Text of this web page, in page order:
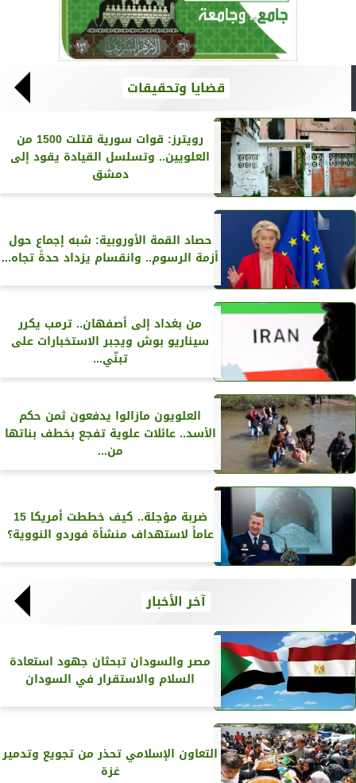
قضايا وتحقيقات
رويترز‏: قوات سورية قتلت 1500 من
العلويين.. وتسلسل القيادة يقود إلى
دمشق
حصاد القمة الأوروبية: شبه إجماع حول
أزمة الرسوم.. وانقسام يزداد حدةً تجاه...
من بغداد إلى أصفهان.. ترمب يكرر
سيناريو بوش ويجبر الاستخبارات على
تبنّي...
العلويون مازالوا يدفعون ثمن حكم
الأسد.. عائلات علوية تفجع بخطف بناتها
من...
ضربة مؤجلة.. كيف خططت أمريكا 15
عاماً لاستهداف منشأة فوردو النووية؟
آخر الأخبار
مصر والسودان تبحثان جهود استعادة
السلام والاستقرار في السودان
التعاون الإسلامي تحذر من تجويع وتدمير
غزة